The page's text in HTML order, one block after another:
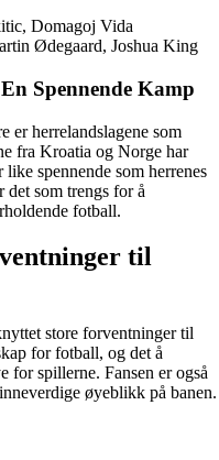
Domagoj Vida
Ødegaard, Joshua King
Spennende Kamp
er herrelandslagene som
fra Kroatia og Norge har
spennende som herrenes
det som trengs for å
fotball.
til
store forventninger til
for fotball, og det å
for spillerne. Fansen er også
øyeblikk på banen.